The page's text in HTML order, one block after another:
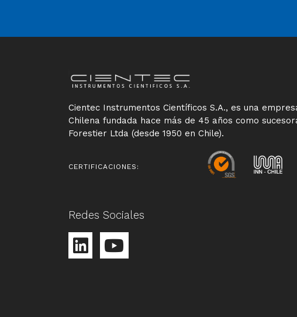
Cientec Instrumentos Científicos S.A., es una
Chilena fundada hace más de 45 años como
Forestier Ltda (desde 1950 en Chile).
CERTIFICACIONES:
Redes Sociales